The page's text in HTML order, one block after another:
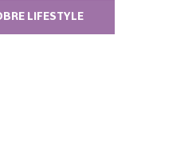
LIFESTYLE